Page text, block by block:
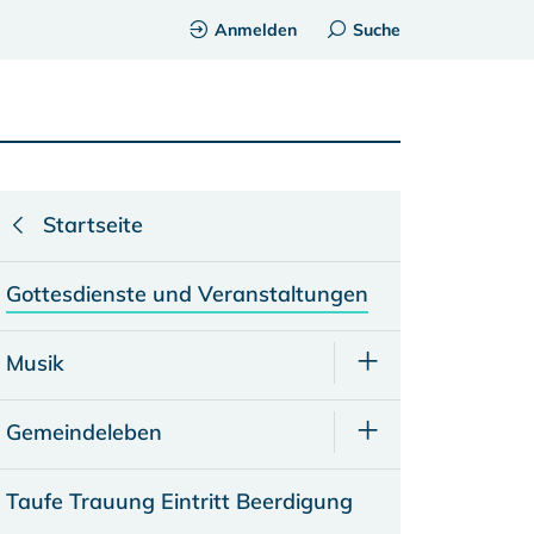
Anmelden Suche
Startseite
Gottesdienste und Veranstaltungen
Musik
Gemeindeleben
Taufe Trauung Eintritt Beerdigung